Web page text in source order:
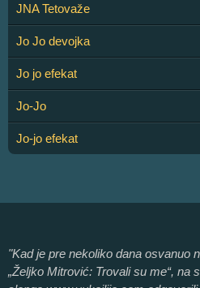
JNA Tetovaže
Jo Jo devojka
Jo jo efekat
Jo-Jo
Jo-jo efekat
"Kad je pre nekoliko dana osvanuo
„Željko Mitrović: Trovali su me“, na